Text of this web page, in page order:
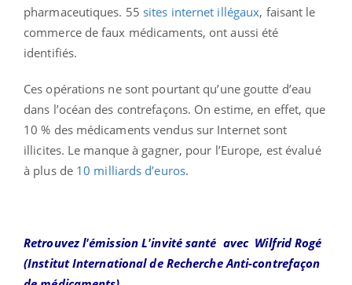
pharmaceutiques. 55 sites internet illégaux, faisant le
commerce de faux médicaments, ont aussi été
identifiés.
Ces opérations ne sont pourtant qu’une goutte d’eau
dans l’océan des contrefaçons. On estime, en effet, que
10 % des médicaments vendus sur Internet sont
illicites. Le manque à gagner, pour l’Europe, est évalué
à plus de 10 milliards d’euros.
Retrouvez l'émission L'invité santé avec Wilfrid Rogé
(Institut International de Recherche Anti-contrefaçon